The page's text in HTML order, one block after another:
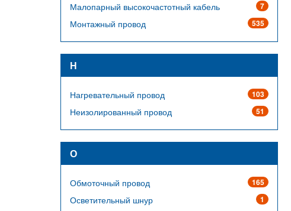
7
Малопарный высокочастотный кабель
535
Монтажный провод
Н
103
Нагревательный провод
51
Неизолированный провод
О
165
Обмоточный провод
1
Осветительный шнур